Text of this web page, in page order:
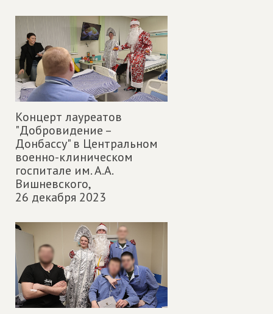
Концерт лауреатов
"Добровидение –
Донбассу" в Центральном
военно-клиническом
госпитале им. А.А.
Вишневского,
26 декабря 2023